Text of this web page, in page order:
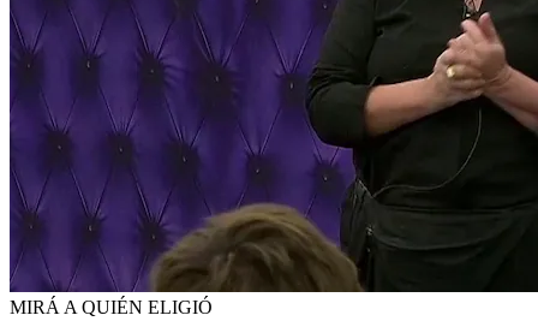
MIRÁ A QUIÉN ELIGIÓ